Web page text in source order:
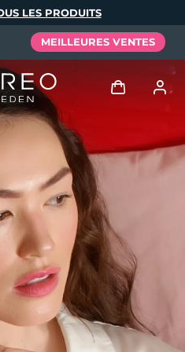
LES PRODUITS
MEILLEURES VENTES
Se connecter
Profil de l'utilisateur
Mes appareils
Mes commandes
Mes adresses
Mes abonnements
Elixir
Set
Español
Português
Русский
繁體中文